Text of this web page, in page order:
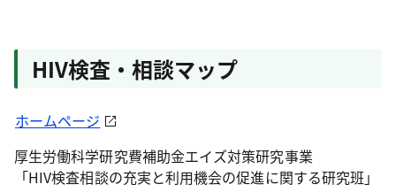
HIV検査・相談マップ
ホームページ
厚生労働科学研究費補助金エイズ対策研究事業
「HIV検査相談の充実と利用機会の促進に関する研究班」